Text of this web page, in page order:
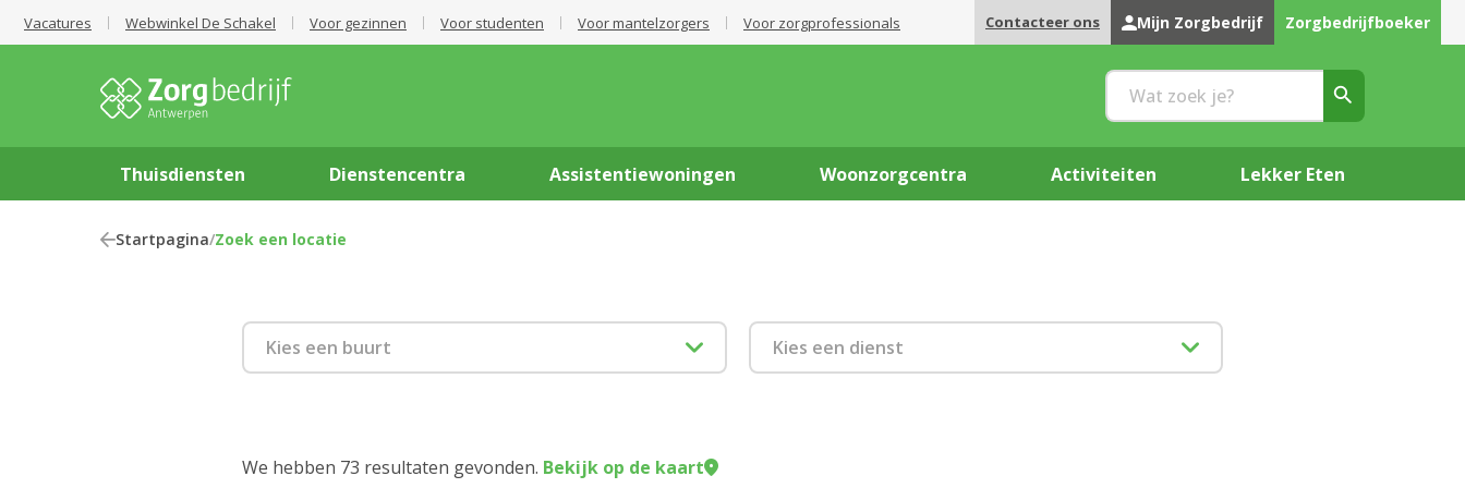
Vacatures Webwinkel De Schakel Voor gezinnen Voor studenten Voor mantelzorgers Voor zorgprofessionals Contacteer ons Mijn Zorgbedrijf Zorgbedrijfboeker
Thuisdiensten Dienstencentra Assistentiewoningen Woonzorgcentra Activiteiten Lekker Eten
Startpagina/Zoek een locatie
Kies een buurt
Kies een dienst
We hebben 73 resultaten gevonden. Bekijk op de kaart